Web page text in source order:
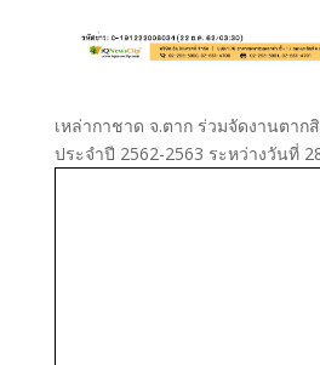
เหล่ากาชาด จ.ตาก ร่วมจัดงานตา
ประจำปี 2562-2563 ระหว่างวันที่